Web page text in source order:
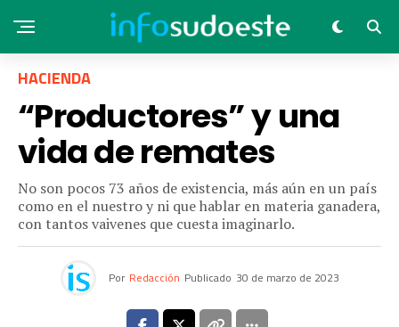
HACIENDA
“Productores” y una
vida de remates
No son pocos 73 años de existencia, más aún en un país
como en el nuestro y ni que hablar en materia ganadera,
con tantos vaivenes que cuesta imaginarlo.
Por Redacción Publicado 30 de marzo de 2023